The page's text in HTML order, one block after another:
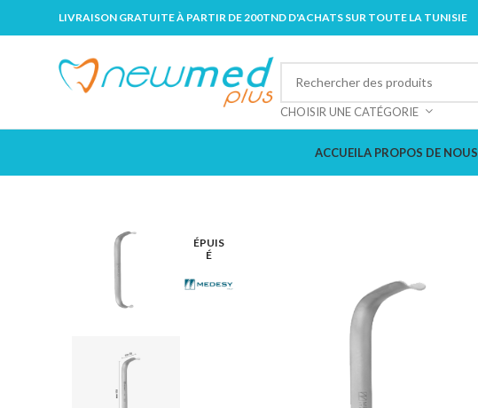
LIVRAISON GRATUITE À PARTIR DE 200TND D'ACHATS SUR TOUTE LA TUNISIE
CHOISIR UNE CATÉGORIE
ACCUEILA PROPOS DE NOUS
ÉPUIS
É